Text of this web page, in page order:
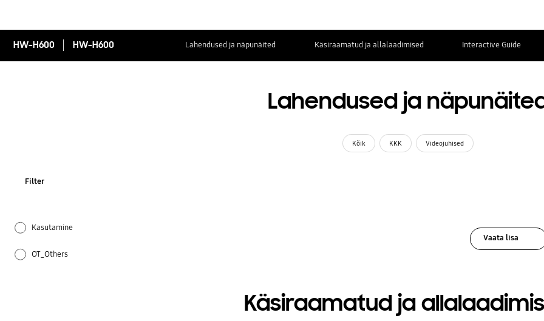
HW-H600 HW-H600 Lahendused ja näpunäited Käsiraamatud ja allalaadimised Interactive Guide
Lahendused ja
Kõik KKK Videojuhised
Filter
Kasutamine
OT_Others
Vaata lisa
Käsiraamatud ja